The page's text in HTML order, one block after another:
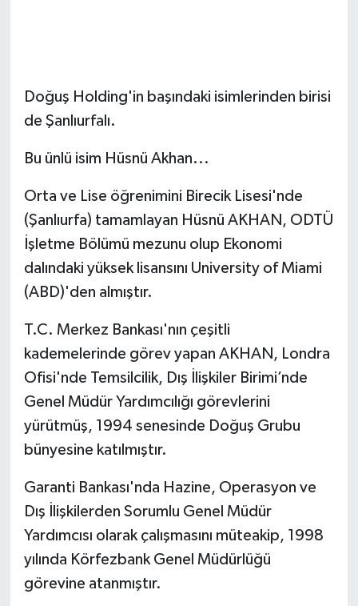
Doğuş Holding'in başındaki isimlerinden birisi
de Şanlıurfalı.
Bu ünlü isim Hüsnü Akhan...
Orta ve Lise öğrenimini Birecik Lisesi'nde
(Şanlıurfa) tamamlayan Hüsnü AKHAN, ODTÜ
İşletme Bölümü mezunu olup Ekonomi
dalındaki yüksek lisansını University of Miami
(ABD)'den almıştır.
T.C. Merkez Bankası'nın çeşitli
kademelerinde görev yapan AKHAN, Londra
Ofisi'nde Temsilcilik, Dış İlişkiler Birimi’nde
Genel Müdür Yardımcılığı görevlerini
yürütmüş, 1994 senesinde Doğuş Grubu
bünyesine katılmıştır.
Garanti Bankası'nda Hazine, Operasyon ve
Dış İlişkilerden Sorumlu Genel Müdür
Yardımcısı olarak çalışmasını müteakip, 1998
yılında Körfezbank Genel Müdürlüğü
görevine atanmıştır.